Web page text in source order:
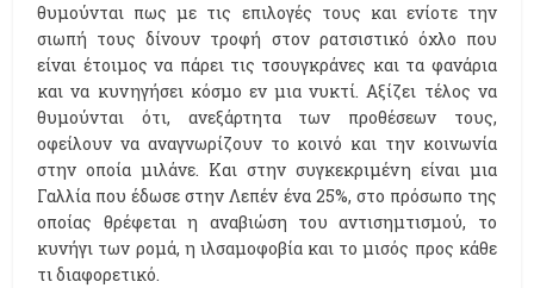
θυμούνται πως με τις επιλογές τους και ενίοτε την
σιωπή τους δίνουν τροφή στον ρατσιστικό όχλο που
είναι έτοιμος να πάρει τις τσουγκράνες και τα φανάρια
και να κυνηγήσει κόσμο εν μια νυκτί. Αξίζει τέλος να
θυμούνται ότι, ανεξάρτητα των προθέσεων τους,
οφείλουν να αναγνωρίζουν το κοινό και την κοινωνία
στην οποία μιλάνε. Και στην συγκεκριμένη είναι μια
Γαλλία που έδωσε στην Λεπέν ένα 25%, στο πρόσωπο της
οποίας θρέφεται η αναβιώση του αντισημτισμού, το
κυνήγι των ρομά, η ιλσαμοφοβία και το μισός προς κάθε
τι διαφορετικό.